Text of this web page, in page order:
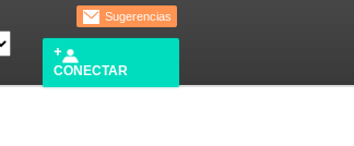
Sugerencias
CONECTAR